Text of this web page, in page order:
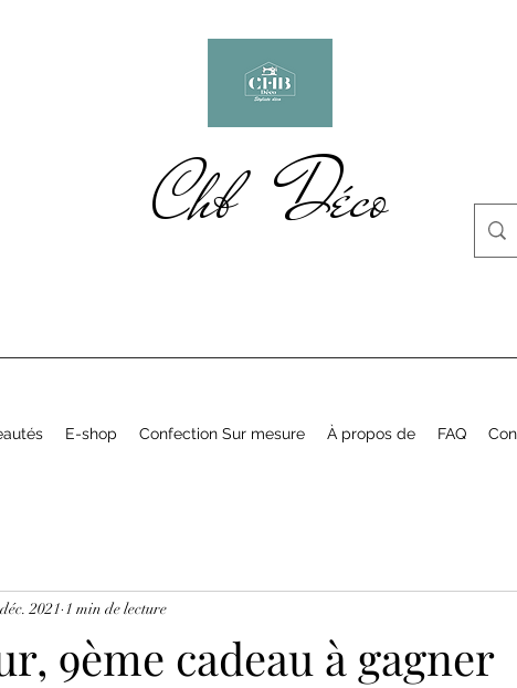
Chb Déco
E-shop Confection Sur mesure À propos de FAQ
9ème cadeau à gagner
2021 1 min de lecture